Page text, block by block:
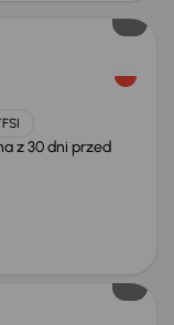
z 30 dni przed